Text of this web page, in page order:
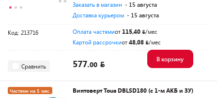
Заказать в магазин - 15 августа
Доставка курьером - 15 августа
Код: 213716 Оплата частямиот 115,40
/мес
Картой рассрочкиот48,08 /мес
Сравнить 577.00
В корзину
Частями на 5 мес.
Винтоверт Toua DBLSD180 (с 1-м АКБ и ЗУ)